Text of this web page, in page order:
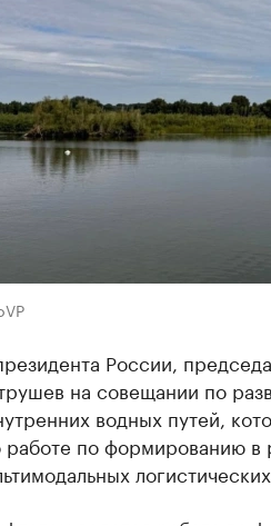
России,
на совещании по
водных путей,
работе по формированию